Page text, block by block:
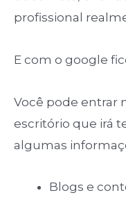
profissional
E com o google
Você pode entrar
escritório que irá
algumas
Blogs e